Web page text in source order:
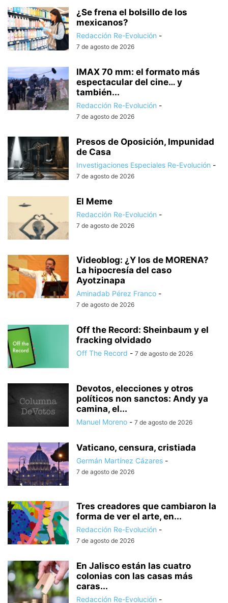
¿Se frena el bolsillo de los
mexicanos?
Redacción Re-Evolución -
7 de agosto de 2026
IMAX 70 mm: el formato más
espectacular del cine… y
también...
Redacción Re-Evolución -
7 de agosto de 2026
Presos de Oposición, Impunidad
de Casa
Investigaciones Especiales Re-Evolución -
7 de agosto de 2026
El Meme
Redacción Re-Evolución -
7 de agosto de 2026
Videoblog: ¿Y los de MORENA?
La hipocresía del caso
Ayotzinapa
Aminadab Pérez Franco -
7 de agosto de 2026
Off the Record: Sheinbaum y el
fracking olvidado
Off The Record - 7 de agosto de 2026
Devotos, elecciones y otros
políticos non sanctos: Andy ya
camina, el...
Manuel Moreno - 7 de agosto de 2026
Vaticano, censura, cristiada
Germán Martínez Cázares -
7 de agosto de 2026
Tres creadores que cambiaron la
forma de ver el arte, en...
Redacción Re-Evolución -
7 de agosto de 2026
En Jalisco están las cuatro
colonias con las casas más
caras...
Redacción Re-Evolución -